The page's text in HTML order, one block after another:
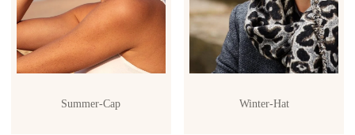
Summer-Cap Winter-Hat